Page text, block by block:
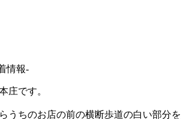
情報-
庄です。
うちのお店の前の横断歩道の白い部分